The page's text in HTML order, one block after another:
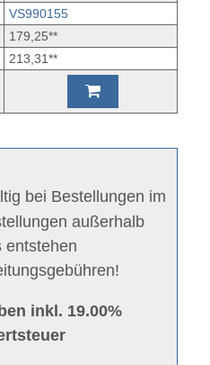
VS990155
179,25**
213,31**
bei Bestellungen im
außerhalb
entstehen
inkl. 19.00%